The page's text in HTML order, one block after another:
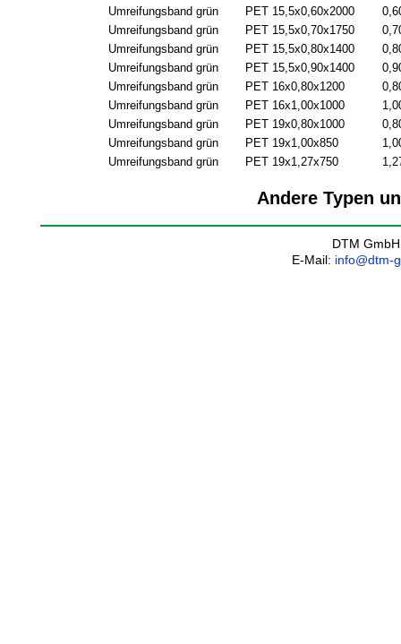
Umreifungsband grün
PET 15,5x0,60x2000
Umreifungsband grün
PET 15,5x0,70x1750
Umreifungsband grün
PET 15,5x0,80x1400
Umreifungsband grün
PET 15,5x0,90x1400
Umreifungsband grün
PET 16x0,80x1200
Umreifungsband grün
PET 16x1,00x1000
Umreifungsband grün
PET 19x0,80x1000
Umreifungsband grün
PET 19x1,00x850
Umreifungsband grün
PET 19x1,27x750
Andere Typen
DTM
E-Mail: info@dtm-